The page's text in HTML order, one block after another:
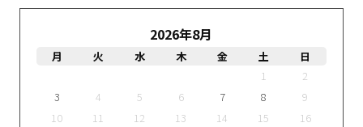
2026年8月
月 火 水 木 金 土
日
1
2
3
4 5 6 7 8
9
10
11 12 13 14 15
16